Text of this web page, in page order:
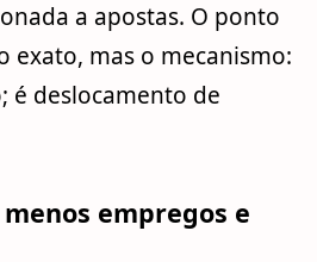
a apostas. O ponto
exato, mas o mecanismo:
é deslocamento de
empregos e